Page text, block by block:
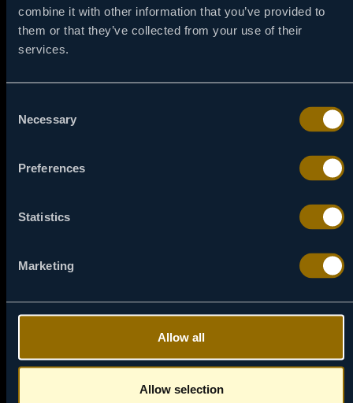
combine it with other information that you’ve provided to
them or that they’ve collected from your use of their
services.
Selection
Necessary
Preferences
Statistics
Marketing
Allow all
Allow selection
10:00
Sedmogodišnji dečak pronalazi kesu punu britanskih
funti, i to samo nekoliko dana pre nego što valuta
NAPRAVI PODSETNIK